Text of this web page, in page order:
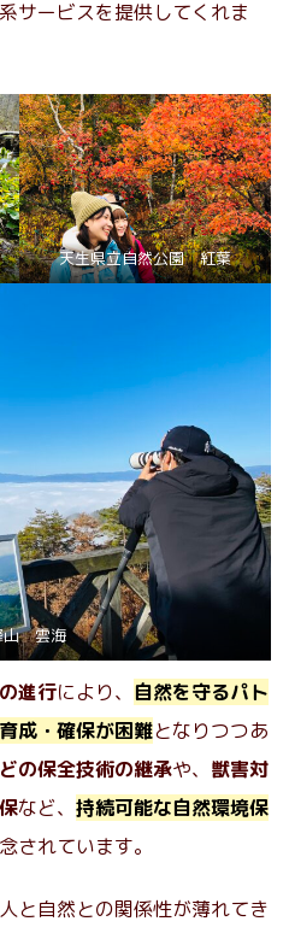
サービスを提供してくれま
天生県立自然公園 紅葉
山 雲海
進行により、 自然を守るパト
成・確保が困難となりつつあ
の保全技術の継承や、 獣害対
など、 持続可能な自然環境保
されています。
と自然との関係性が薄れてき